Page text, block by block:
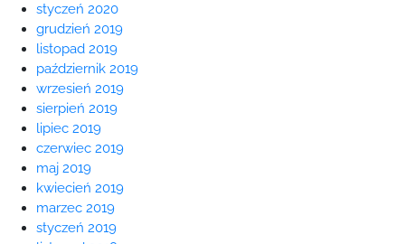
styczeń 2020
grudzień 2019
listopad 2019
październik 2019
wrzesień 2019
sierpień 2019
lipiec 2019
czerwiec 2019
maj 2019
kwiecień 2019
marzec 2019
styczeń 2019